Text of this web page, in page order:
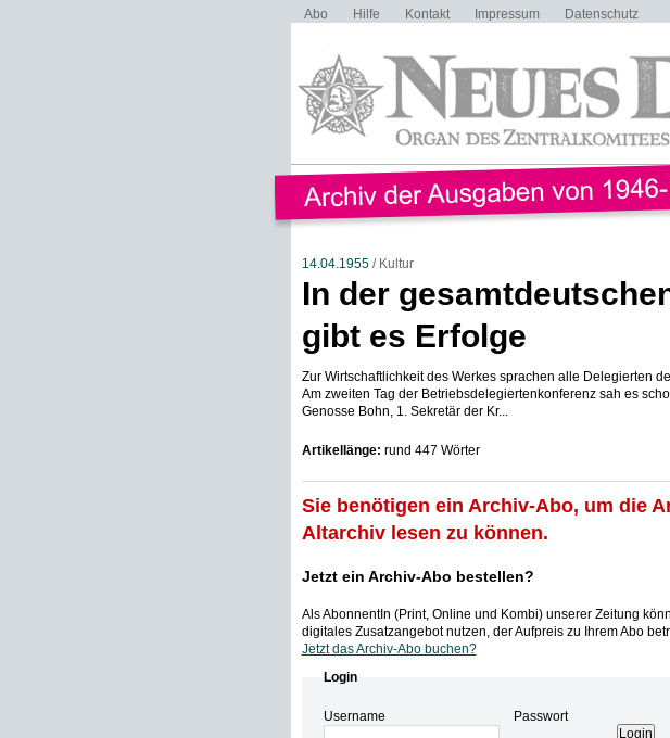
Abo Hilfe Kontakt Impressum Datenschutz
14.04.1955/ Kultur
In der
gibt es Erfolge
Zur Wirtschaftlichkeit des Werkes sprachen alle Delegierten
Am zweiten Tag der Betriebsdelegiertenkonferenz sah es
Genosse Bohn, 1. Sekretär der Kr...
Artikellänge: rund 447 Wörter
Sie benötigen ein Archiv-Abo, um die
Altarchiv lesen zu können.
Jetzt ein Archiv-Abo bestellen?
Als AbonnentIn (Print, Online und Kombi) unserer Zeitung
digitales Zusatzangebot nutzen, der Aufpreis zu Ihrem Abo
Jetzt das Archiv-Abo buchen?
Login
Username Passwort